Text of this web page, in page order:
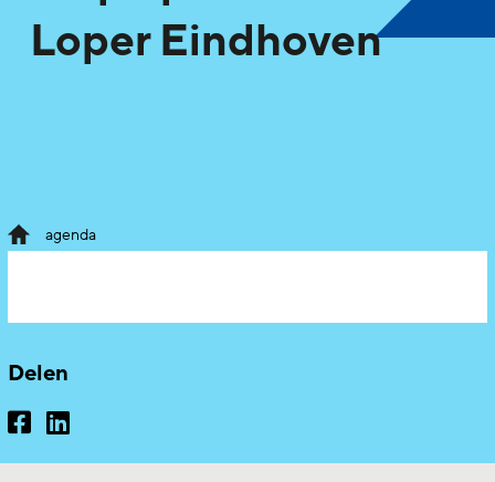
Loper Eindhoven
agenda
Delen